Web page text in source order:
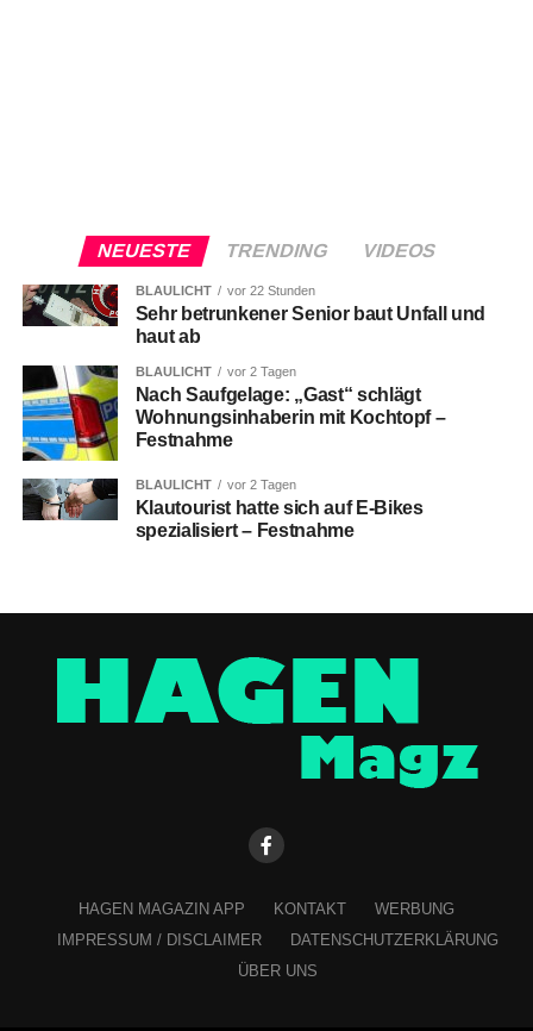
NEUESTE TRENDING VIDEOS
BLAULICHT vor 22 Stunden
Sehr betrunkener Senior baut Unfall und
haut ab
BLAULICHT vor 2 Tagen
Nach Saufgelage: „Gast“ schlägt
Wohnungsinhaberin mit Kochtopf –
Festnahme
BLAULICHT vor 2 Tagen
Klautourist hatte sich auf E-Bikes
spezialisiert – Festnahme
HAGEN MAGAZIN APP KONTAKT
WERBUNG
IMPRESSUM / DISCLAIMER
DATENSCHUTZERKLÄRUNG
ÜBER UNS